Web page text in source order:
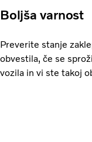
Boljša varnost
Preverite stanje
obvestila, če se
vozila in vi ste takoj